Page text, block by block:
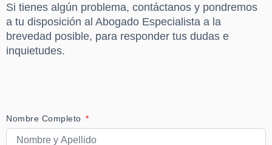
Si tienes algún problema, contáctanos y pondremos
a tu disposición al Abogado Especialista a la
brevedad posible, para responder tus dudas e
inquietudes.
Nombre Completo